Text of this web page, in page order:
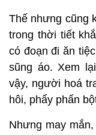
Thế nhưng cũng
trong thời tiết
có đoạn đi ăn
sũng áo. Xem
vậy, người hoá
hôi, phẩy phấn
Nhưng may